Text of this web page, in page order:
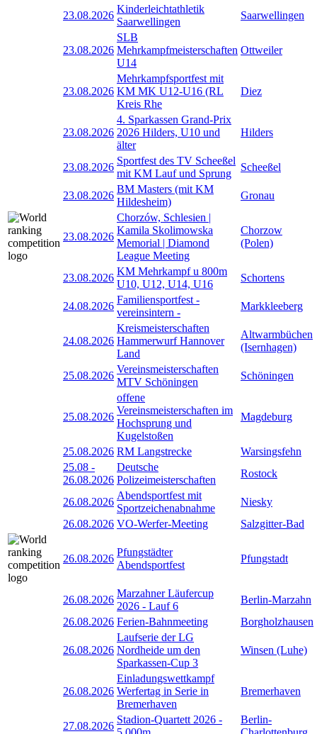
23.08.2026
Kinderleichtathletik
Saarwellingen
Saarwellingen
23.08.2026
SLB
Mehrkampfmeisterschaften
U14
Ottweiler
23.08.2026
Mehrkampfsportfest mit
KM MK U12-U16 (RL
Kreis Rhe
Diez
23.08.2026
4. Sparkassen Grand-Prix
2026 Hilders, U10 und
älter
Hilders
23.08.2026
Sportfest des TV Scheeßel
mit KM Lauf und Sprung
Scheeßel
23.08.2026
BM Masters (mit KM
Hildesheim)
Gronau
23.08.2026
Chorzów, Schlesien |
Kamila Skolimowska
Memorial | Diamond
League Meeting
Chorzow
(Polen)
23.08.2026
KM Mehrkampf u 800m
U10, U12, U14, U16
Schortens
24.08.2026
Familiensportfest -
vereinsintern -
Markkleeberg
24.08.2026
Kreismeisterschaften
Hammerwurf Hannover
Land
Altwarmbüchen
(Isernhagen)
25.08.2026
Vereinsmeisterschaften
MTV Schöningen
Schöningen
25.08.2026
offene
Vereinsmeisterschaften im
Hochsprung und
Kugelstoßen
Magdeburg
25.08.2026 RM Langstrecke
Warsingsfehn
25.08 -
26.08.2026
Deutsche
Polizeimeisterschaften
Rostock
26.08.2026
Abendsportfest mit
Sportzeichenabnahme
Niesky
26.08.2026 VO-Werfer-Meeting Salzgitter-Bad
26.08.2026
Pfungstädter
Abendsportfest
Pfungstadt
26.08.2026
Marzahner Läufercup
2026 - Lauf 6
Berlin-Marzahn
26.08.2026 Ferien-Bahnmeeting Borgholzhausen
26.08.2026
Laufserie der LG
Nordheide um den
Sparkassen-Cup 3
Winsen (Luhe)
26.08.2026
Einladungswettkampf
Werfertag in Serie in
Bremerhaven
Bremerhaven
27.08.2026
Stadion-Quartett 2026 -
Berlin-